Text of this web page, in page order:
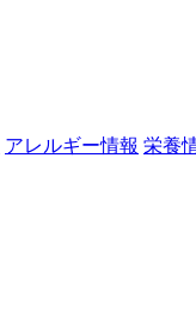
アレルギー情報 栄養